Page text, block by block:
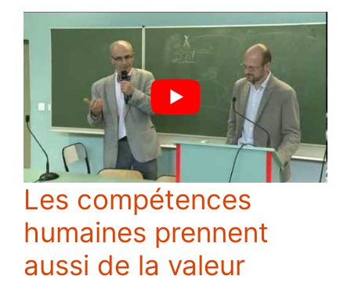
Les compétences
humaines prennent
aussi de la valeur